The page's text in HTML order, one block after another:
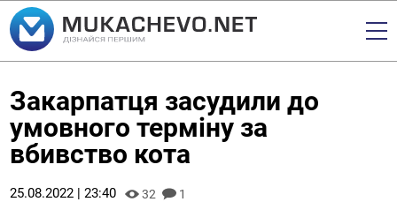
Закарпатця засудили до
умовного терміну за
вбивство кота
25.08.2022 | 23:40 32 1